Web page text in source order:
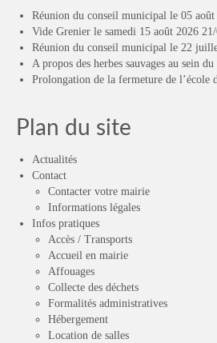
Réunion du conseil municipal le 05 août
Vide Grenier le samedi 15 août 2026
Réunion du conseil municipal le 22
A propos des herbes sauvages au sein
Prolongation de la fermeture de l’école
Plan du site
Actualités
Contact
Contacter votre mairie
Informations légales
Infos pratiques
Accès / Transports
Accueil en mairie
Affouages
Collecte des déchets
Formalités administratives
Hébergement
Location de salles